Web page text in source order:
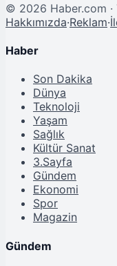
© 2026 Haber.com ·
Hakkımızda·Reklam·
Haber
Son Dakika
Dünya
Teknoloji
Yaşam
Sağlık
Kültür Sanat
3.Sayfa
Gündem
Ekonomi
Spor
Magazin
Gündem